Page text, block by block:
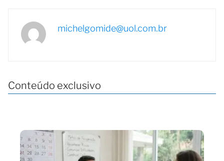
michelgomide@uol.com.br
Conteúdo exclusivo